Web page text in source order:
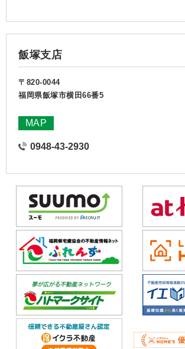
飯塚支店
〒820-0044
福岡県飯塚市横田66番5
MAP
0948-43-2930